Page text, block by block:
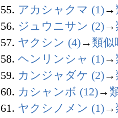
55. アカシャクマ (1)→
56. ジュウニサン (2)→
57. ヤクシン (4)→ 類似
58. ヘンリンシャ (1)→
59. カンジャダケ (2)→
60. カシャンボ (12)→
61. ヤクシノメン (1)→